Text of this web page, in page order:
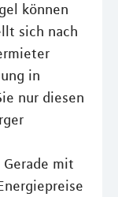
können
sich nach
in
nur diesen
mit